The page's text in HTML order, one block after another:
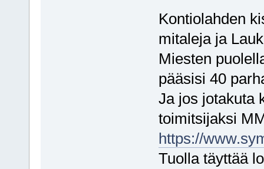
Kontiolahden
mitaleja ja
Miesten
pääsisi 40
Ja jos jotakuta
toimitsijaksi
https://
Tuolla täyttää